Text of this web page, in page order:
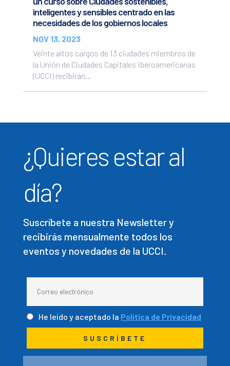
inteligentes y sensibles centrado en las
necesidades de los gobiernos locales
NOV 13, 2023
Veinte altos cargos de 13 ciudades miembros de
la Unión de Ciudades Capitales Iberoamericanas
(UCCI) recibirán...
¿Quieres estar al
día?
Suscríbete a nuestra Newsletter y
recibirás mensualmente todos los
eventos y novedades de la UCCI.
He leído y aceptado la Política de Privacidad